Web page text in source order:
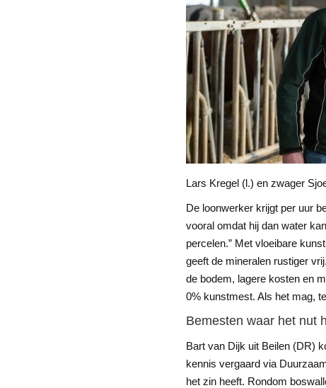
Lars Kregel (l.) en zwager
De loonwerker krijgt per uur
vooral omdat hij dan water
percelen.” Met vloeibare
geeft de mineralen rustiger
de bodem, lagere kosten en
0% kunstmest. Als het mag,
Bemesten waar het nut
Bart van Dijk uit Beilen (DR)
kennis vergaard via
het zin heeft. Rondom